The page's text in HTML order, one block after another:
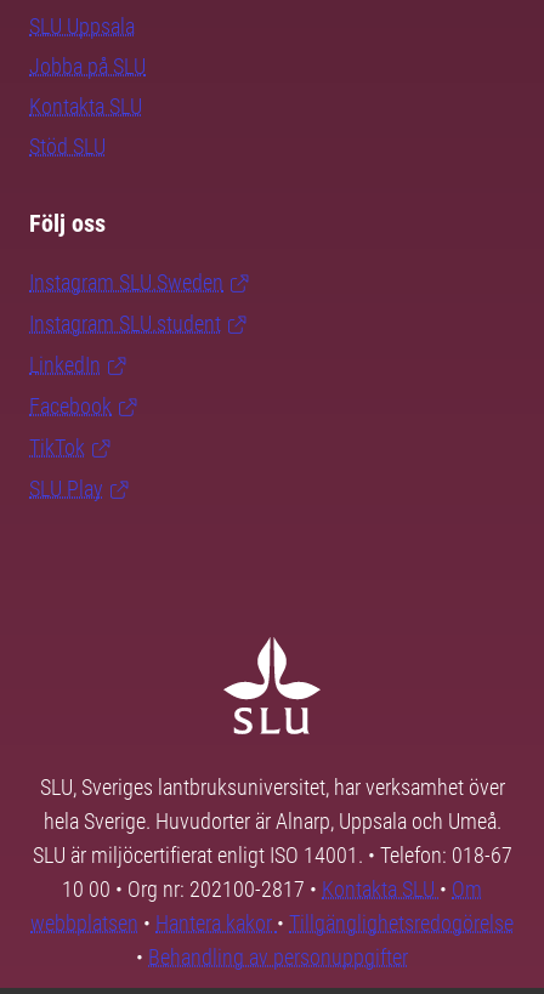
SLU Uppsala
Jobba på SLU
Kontakta SLU
Stöd SLU
Följ oss
Instagram SLU.Sweden
Instagram SLU.student
LinkedIn
Facebook
TikTok
SLU Play
SLU, Sveriges lantbruksuniversitet, har verksamhet över
hela Sverige. Huvudorter är Alnarp, Uppsala och Umeå.
SLU är miljöcertifierat enligt ISO 14001. • Telefon: 018-67
10 00 • Org nr: 202100-2817 • Kontakta SLU • Om
webbplatsen • Hantera kakor • Tillgänglighetsredogörelse
• Behandling av personuppgifter